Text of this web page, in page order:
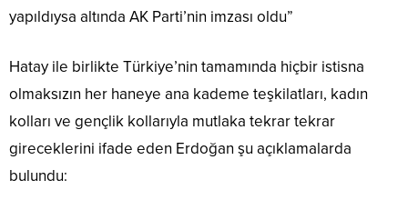
yapıldıysa altında AK Parti’nin imzası oldu”
Hatay ile birlikte Türkiye’nin tamamında hiçbir istisna
olmaksızın her haneye ana kademe teşkilatları, kadın
kolları ve gençlik kollarıyla mutlaka tekrar tekrar
gireceklerini ifade eden Erdoğan şu açıklamalarda
bulundu: